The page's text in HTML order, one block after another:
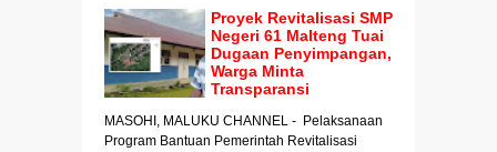
Proyek Revitalisasi SMP
Negeri 61 Malteng Tuai
Dugaan Penyimpangan,
Warga Minta
Transparansi
MASOHI, MALUKU CHANNEL - Pelaksanaan
Program Bantuan Pemerintah Revitalisasi